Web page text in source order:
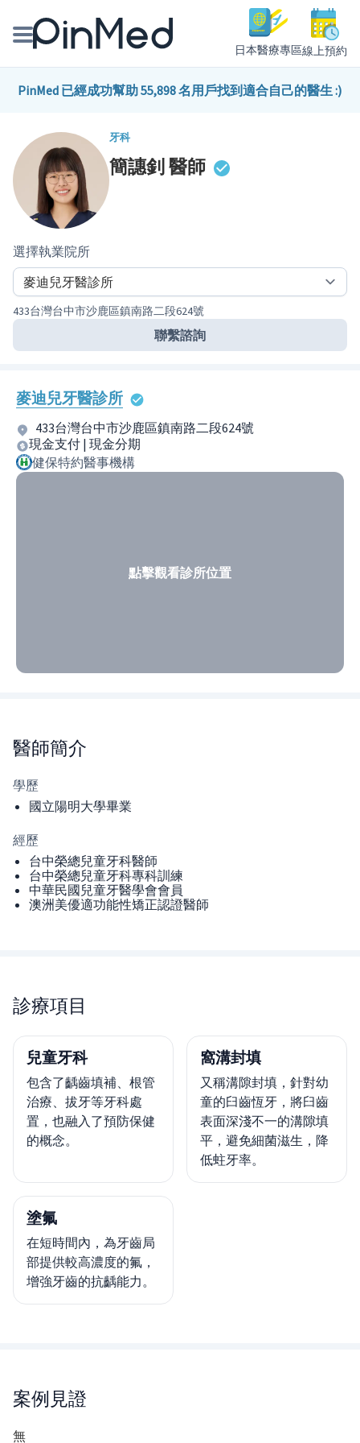
日本醫療專區線上預約
線上預約醫師、院所
醫師專欄專訪
健康主題館
PinMed 已經成功幫助 55,898 名用戶找到適合自己的醫生 :)
牙科
簡譓釗 醫師
選擇執業院所
433台灣台中市沙鹿區鎮南路二段624號
聯繫諮詢
麥迪兒牙醫診所
433台灣台中市沙鹿區鎮南路二段624號
現金支付 | 現金分期
健保特約醫事機構
點擊觀看診所位置
醫師簡介
學歷
國立陽明大學畢業
經歷
台中榮總兒童牙科醫師
台中榮總兒童牙科專科訓練
中華民國兒童牙醫學會會員
澳洲美優適功能性矯正認證醫師
診療項目
兒童牙科
包含了齲齒填補、根管
治療、拔牙等牙科處
置，也融入了預防保健
的概念。
窩溝封填
又稱溝隙封填，針對幼
童的臼齒恆牙，將臼齒
表面深淺不一的溝隙填
平，避免細菌滋生，降
低蛀牙率。
塗氟
在短時間內，為牙齒局
部提供較高濃度的氟，
增強牙齒的抗齲能力。
案例見證
無